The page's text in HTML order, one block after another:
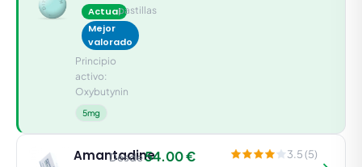
Actual
Mejor
valorado
Principio
activo:
Oxybutynin
5mg
pastillas
Amantadine
Desde54.00 € 3.5 (5)